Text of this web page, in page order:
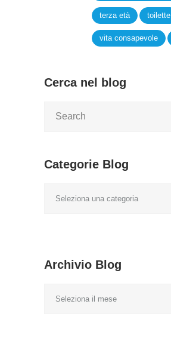
terza età toilette
vita consapevole
Cerca nel blog
Categorie Blog
Archivio Blog